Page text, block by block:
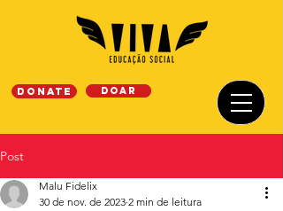
Doar
DONATE
Post
Malu Fidelix
30 de nov. de 2023 2 min de leitura